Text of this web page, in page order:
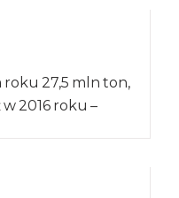
roku 27,5 mln ton,
2016 roku –